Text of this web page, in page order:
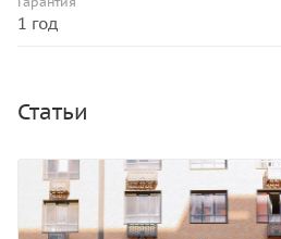
1 год
Статьи